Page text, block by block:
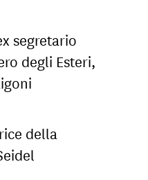
segretario
degli Esteri,
della